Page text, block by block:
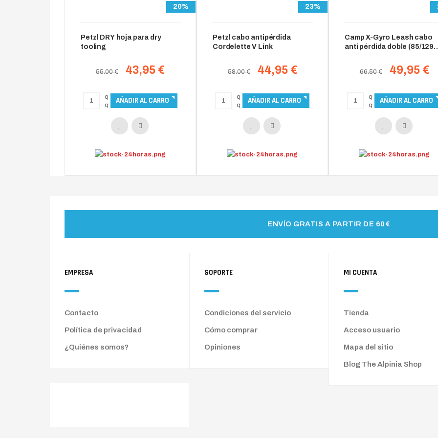
20%
Petzl DRY hoja para dry
tooling
55.00 € 43,95 €
23%
Petzl cabo antipérdida
Cordelette V Link
58.00 € 44,95 €
Camp X-Gyro Leash cabo
anti pérdida doble (85/129
66.50 € 49,95 €
ENVÍO GRATIS A PARTIR DE 60€
EMPRESA
Contacto
Política de privacidad
¿Quiénes somos?
SOPORTE
Condiciones del servicio
Cómo comprar
Opiniones
MI CUENTA
Tienda
Acceso usuario
Mapa del sitio
Blog The Alpinia Shop